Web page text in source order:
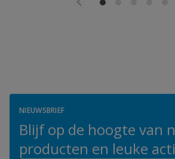
NIEUWSBRIEF
Blijf op de hoogte van
producten en leuke